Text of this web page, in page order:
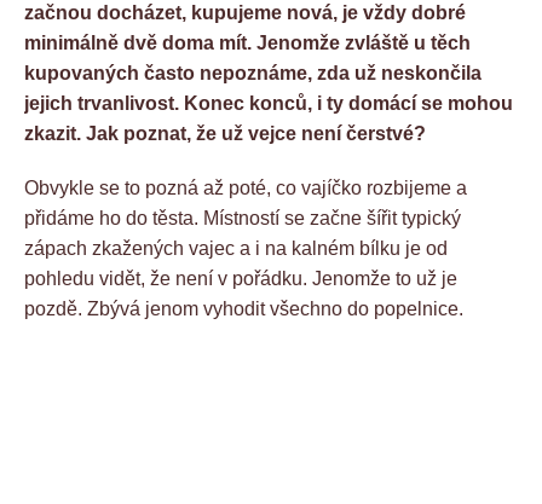
začnou docházet, kupujeme nová, je vždy dobré
minimálně dvě doma mít. Jenomže zvláště u těch
kupovaných často nepoznáme, zda už neskončila
jejich trvanlivost. Konec konců, i ty domácí se mohou
zkazit. Jak poznat, že už vejce není čerstvé?
Obvykle se to pozná až poté, co vajíčko rozbijeme a
přidáme ho do těsta. Místností se začne šířit typický
zápach zkažených vajec a i na kalném bílku je od
pohledu vidět, že není v pořádku. Jenomže to už je
pozdě. Zbývá jenom vyhodit všechno do popelnice.